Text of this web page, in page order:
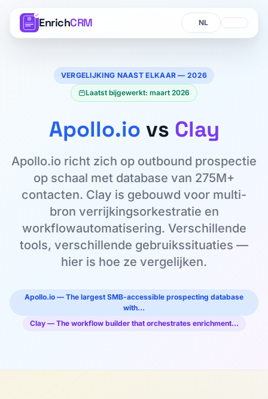
EnrichCRM Taal
Taal
VERGELIJKING NAAST ELKAAR — 2026
Laatst bijgewerkt: maart 2026
Apollo.io vs Clay
Apollo.io richt zich op outbound prospectie
op schaal met database van 275M+
contacten. Clay is gebouwd voor multi-
bron verrijkingsorkestratie en
workflowautomatisering. Verschillende
tools, verschillende gebruikssituaties —
hier is hoe ze vergelijken.
Apollo.io — The largest SMB-accessible prospecting database
with…
Clay — The workflow builder that orchestrates enrichment…